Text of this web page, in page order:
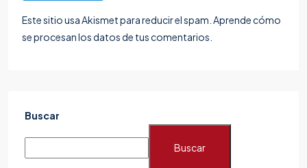
Este sitio usa Akismet para reducir el spam. Aprende cómo
se procesan los datos de tus comentarios.
Buscar
Buscar